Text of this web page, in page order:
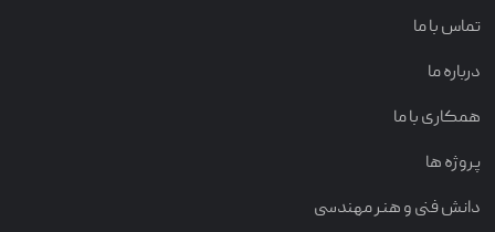
تماس با ما
درباره ما
همکاری با ما
پروژه ها
دانش فنی و هنر مهندسی